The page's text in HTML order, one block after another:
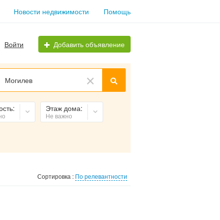
Новости недвижимости Помощь
Войти Добавить объявление
Могилев
Этаж дома:
Не важно
Сортировка : По релевантности